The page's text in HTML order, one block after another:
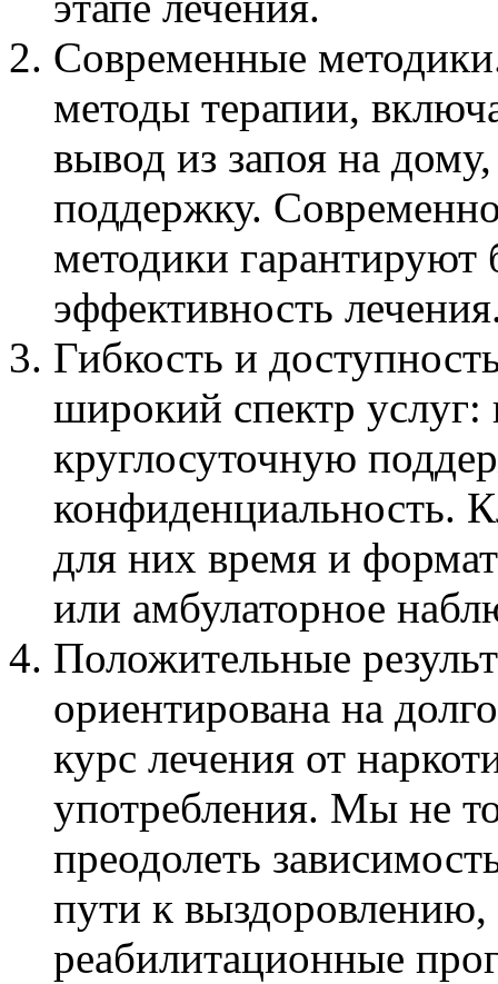
Современные
методы терапии,
вывод из запоя на
поддержку.
методики гарантируют
эффективность
Гибкость и
широкий спектр услуг:
круглосуточную
конфиденциальность.
для них время и
или амбулаторное
Положительные
ориентирована на
курс лечения от
употребления. Мы не
преодолеть
пути к выздоровлению,
реабилитационные